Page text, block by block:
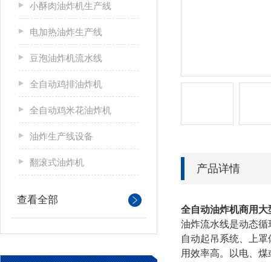
小酥肉油炸机生产线
电加热油炸生产线
豆泡油炸机流水线
全自动鸡排油炸机
全自动鸡米花油炸机
油炸生产线设备
翻滚式油炸机
查看全部
产品详情
全自动油炸机商用
油炸流水线是动态
自动起吊系统、上
用效率高。以电、